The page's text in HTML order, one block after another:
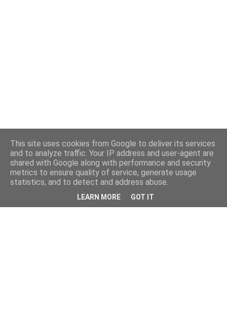
This site uses cookies from Google to deliver its services
and to analyze traffic. Your IP address and user-agent are
shared with Google along with performance and security
metrics to ensure quality of service, generate usage
statistics, and to detect and address abuse.
LEARN MORE GOT IT